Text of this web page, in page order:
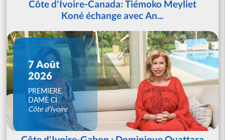
Côte d'Ivoire-Canada: Tiémoko Meyliet
Koné échange avec An...
7 Août
2026
PREMIERE
DAME CI
Côte d'Ivoire